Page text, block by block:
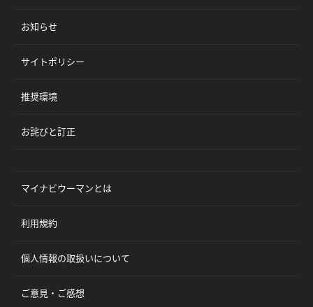
お知らせ
サイトポリシー
推奨環境
お詫びと訂正
マイナビウーマンとは
利用規約
個人情報の取扱いについて
ご意見・ご感想